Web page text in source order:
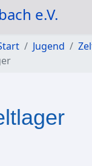
Jugend